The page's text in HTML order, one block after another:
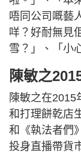
唔同公司嘅藝
咩？好耐無見
雪？」、「小
陳敏之
陳敏之在2015
和打理餅乾店
和《執法者們
投身直播帶貨